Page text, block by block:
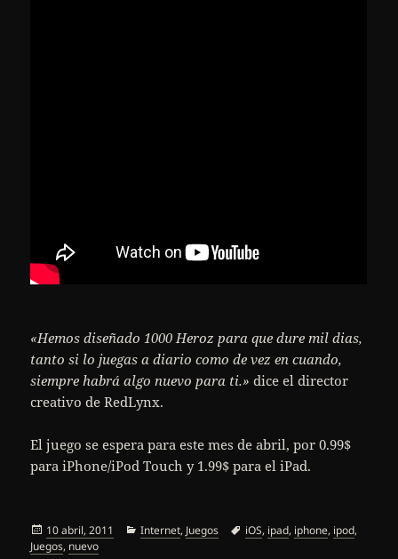
«Hemos diseñado 1000 Heroz para que dure mil dias,
tanto si lo juegas a diario como de vez en cuando,
siempre habrá algo nuevo para ti.» dice el director
creativo de RedLynx.
El juego se espera para este mes de abril, por 0.99$
para iPhone/iPod Touch y 1.99$ para el iPad.
Publicado
el
10 abril, 2011 Categorías
Internet, Juegos Etiquetas
iOS, ipad, iphone, ipod,
Juegos, nuevo